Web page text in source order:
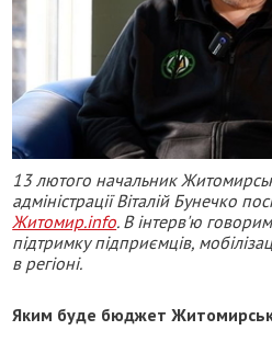
13 лютого начальник
адміністрації Віталій Бунечко
Житомир.info. В інтерв'ю
підтримку підприємців,
в регіоні.
Яким буде бюджет